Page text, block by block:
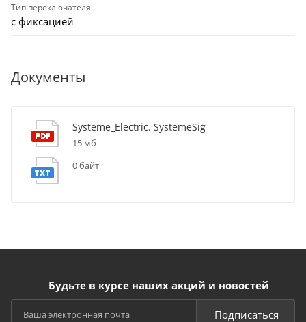
Тип переключателя
с фиксацией
Документы
Systeme_Electric. SystemeSig
15 мб
0 байт
Будьте в курсе наших акций и новостей
Подписаться